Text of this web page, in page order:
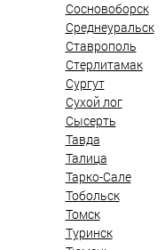
Сосновоборск
Среднеуральск
Ставрополь
Стерлитамак
Сургут
Сухой лог
Сысерть
Тавда
Талица
Тарко-Сале
Тобольск
Томск
Туринск